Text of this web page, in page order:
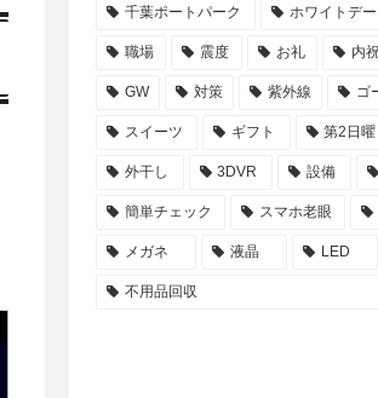
千葉ポートパーク ホワイトデー
職場 震度 お礼 内
GW 対策 紫外線 ゴ
スイーツ ギフト 第2日曜
外干し 3DVR 設備
簡単チェック スマホ老眼
メガネ 液晶 LED
不用品回収